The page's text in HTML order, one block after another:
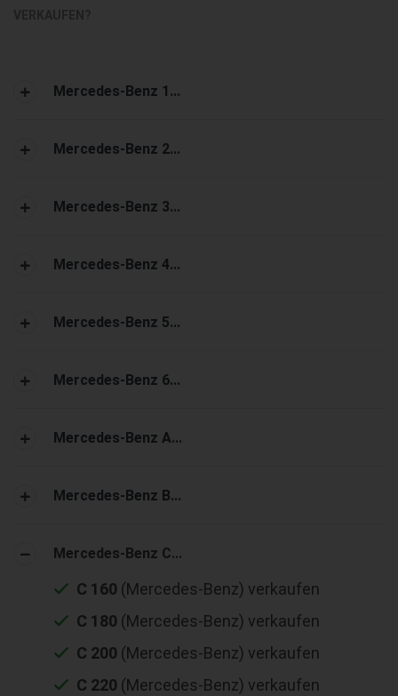
Mercedes-Benz 1...
Mercedes-Benz 2...
Mercedes-Benz 3...
Mercedes-Benz 4...
Mercedes-Benz 5...
Mercedes-Benz 6...
Mercedes-Benz A...
Mercedes-Benz B...
Mercedes-Benz C...
C 160 (Mercedes-Benz) verkaufen
C 180 (Mercedes-Benz) verkaufen
C 200 (Mercedes-Benz) verkaufen
C 220 (Mercedes-Benz) verkaufen